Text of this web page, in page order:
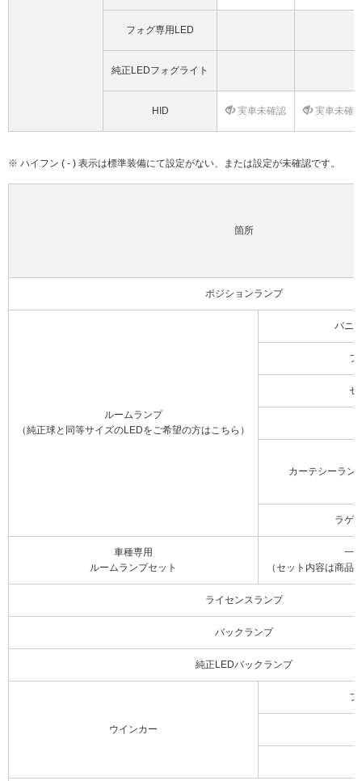
フォグ専用LED
純正LEDフォグライト
HID 実車未確認 実車未確
※ ハイフン ( - ) 表示は標準装備にて設定がない、または設定が未確認です。
箇所
ポジションランプ
ルームランプ
（純正球と同等サイズのLEDをご希望の方はこちら）
バニ
フ
セ
カーテシーラン
ラゲ
車種専用
ルームランプセット
一
（セット内容は商品
ライセンスランプ
バックランプ
純正LEDバックランプ
ウインカー
フ